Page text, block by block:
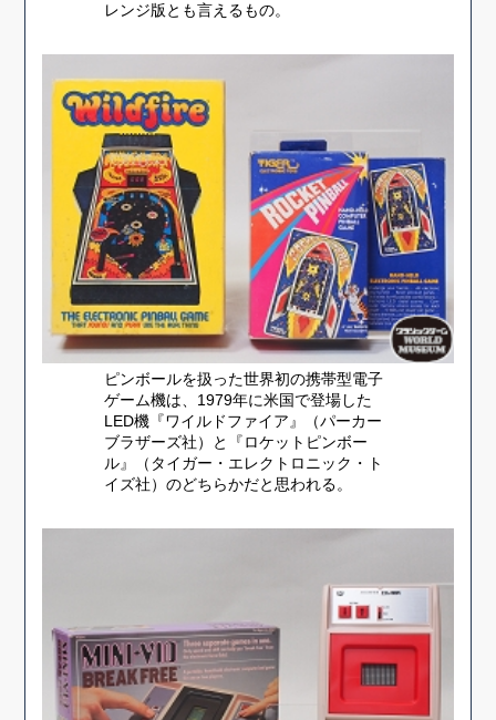
レンジ版とも言えるもの。
ピンボールを扱った世界初の携帯型電子
ゲーム機は、1979年に米国で登場した
LED機『ワイルドファイア』（パーカー
ブラザーズ社）と『ロケットピンボー
ル』（タイガー・エレクトロニック・ト
イズ社）のどちらかだと思われる。